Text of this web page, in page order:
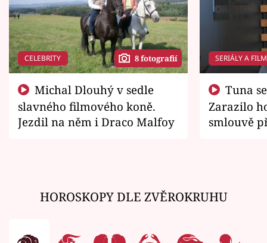
CELEBRITY 8 fotografií
slavného filmového koně.
Jezdil na něm i Draco Malfoy
SERIÁLY A
Zarazilo
smlouvě
HOROSKOPY DLE ZVĚROKRUHU